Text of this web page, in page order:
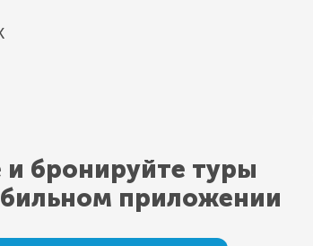
и бронируйте туры
приложении